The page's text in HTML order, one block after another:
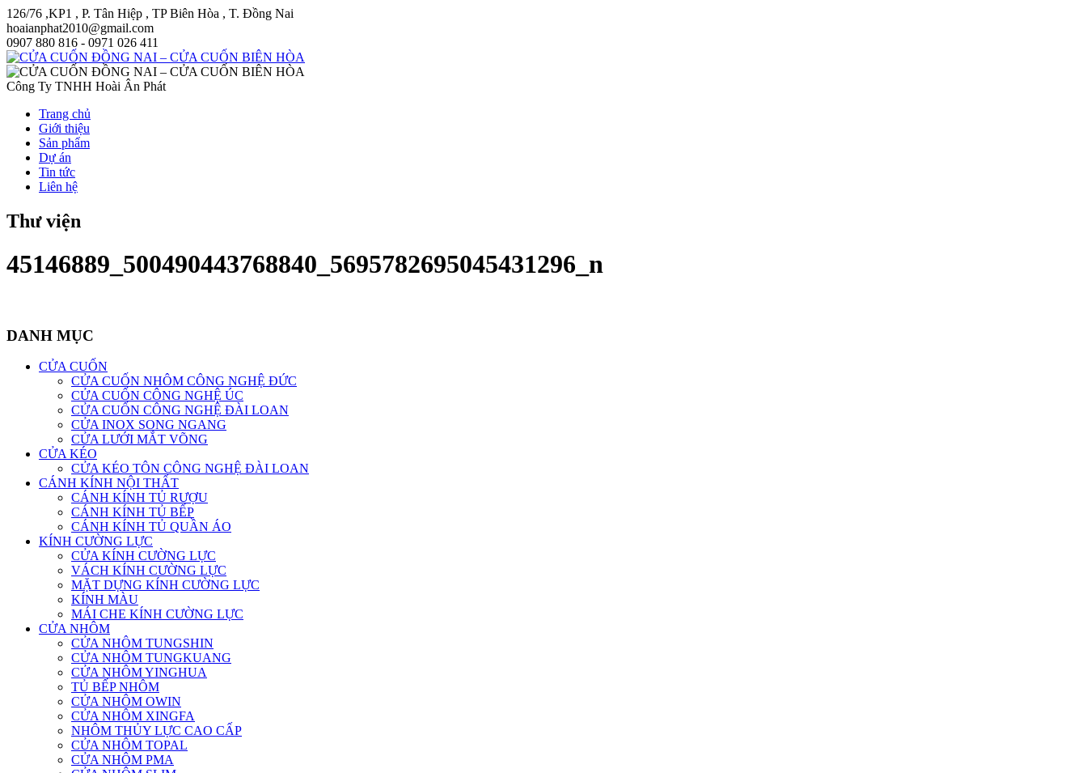
126/76 ,KP1 , P. Tân Hiệp , TP Biên Hòa , T. Đồng Nai
hoaianphat2010@gmail.com
0907 880 816 - 0971 026 411
Công Ty TNHH Hoài Ân Phát
Trang chủ
Giới thiệu
Sản phẩm
Dự án
Tin tức
Liên hệ
Thư viện
45146889_500490443768840_5695782695045431296_n
DANH MỤC
CỬA CUỐN
CỬA CUỐN NHÔM CÔNG NGHỆ ĐỨC
CỬA CUỐN CÔNG NGHỆ ÚC
CỬA CUỐN CÔNG NGHỆ ĐÀI LOAN
CỬA INOX SONG NGANG
CỬA LƯỚI MẮT VÕNG
CỬA KÉO
CỬA KÉO TÔN CÔNG NGHỆ ĐÀI LOAN
CÁNH KÍNH NỘI THẤT
CÁNH KÍNH TỦ RƯỢU
CÁNH KÍNH TỦ BẾP
CÁNH KÍNH TỦ QUẦN ÁO
KÍNH CƯỜNG LỰC
CỬA KÍNH CƯỜNG LỰC
VÁCH KÍNH CƯỜNG LỰC
MẶT DỰNG KÍNH CƯỜNG LỰC
KÍNH MÀU
MÁI CHE KÍNH CƯỜNG LỰC
CỬA NHÔM
CỬA NHÔM TUNGSHIN
CỬA NHÔM TUNGKUANG
CỬA NHÔM YINGHUA
TỦ BẾP NHÔM
CỬA NHÔM OWIN
CỬA NHÔM XINGFA
NHÔM THỦY LỰC CAO CẤP
CỬA NHÔM TOPAL
CỬA NHÔM PMA